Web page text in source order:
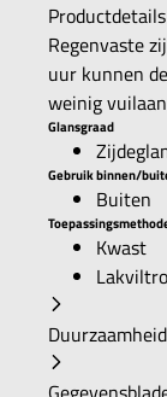
Productdetails
Regenvaste
uur kunnen
weinig
Glansgraad
Gebruik binnen/
Buiten
Kwast
Duurzaamheid